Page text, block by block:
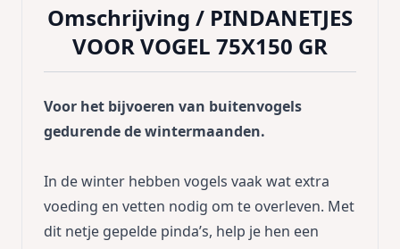
Omschrijving / PINDANETJES
VOOR VOGEL 75X150 GR
Voor het bijvoeren van buitenvogels
gedurende de wintermaanden.
In de winter hebben vogels vaak wat extra
voeding en vetten nodig om te overleven. Met
dit netje gepelde pinda’s, help je hen een